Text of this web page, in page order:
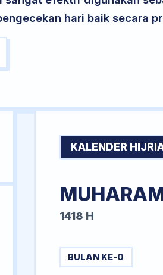
hari baik secara
KALENDER
1418 H
BULAN KE-0